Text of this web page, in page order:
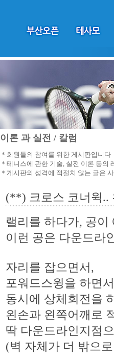
이론 과 실전 / 칼럼
＊회원들의 참여를 위한 게시판입니다
＊테니스에 관한 기술, 실전 이론 등의
＊게시판의 성격에 적절치 않는 글은
(**) 크로스 코너윅..
랠리를 하다가, 공
이런 공은 다운드라
자리를 잡으면서,
포워드스윙을 하면
동시에 상체회전을
왼손과 왼쪽어깨로
딱 다운드라인지점
(벽 자체가 더 밖으